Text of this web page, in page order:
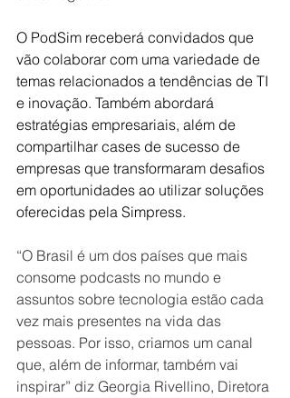
O PodSim receberá convidados que
vão colaborar com uma variedade de
temas relacionados a tendências de TI
e inovação. Também abordará
estratégias empresariais, além de
compartilhar cases de sucesso de
empresas que transformaram desafios
em oportunidades ao utilizar soluções
oferecidas pela Simpress.
“O Brasil é um dos países que mais
consome podcasts no mundo e
assuntos sobre tecnologia estão cada
vez mais presentes na vida das
pessoas. Por isso, criamos um canal
que, além de informar, também vai
inspirar” diz Georgia Rivellino, Diretora